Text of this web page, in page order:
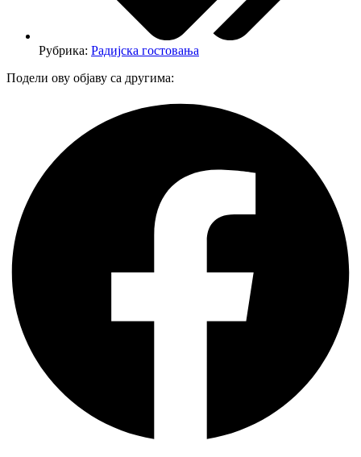
Рубрика: Радијска гостовања
Подели ову објаву са другима: